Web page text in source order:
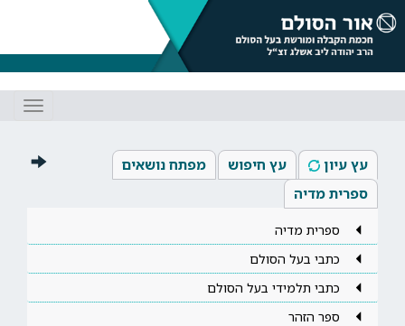
עץ עיון עץ חיפוש
מפתח נושאים
ספרית מדיה
ספרית מדיה
כתבי בעל הסולם
כתבי תלמידי בעל הסולם
ספר הזהר